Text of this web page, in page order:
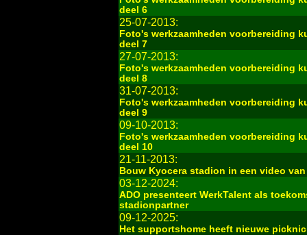
deel 6
25-07-2013:
Foto's werkzaamheden voorbereiding
deel 7
27-07-2013:
Foto's werkzaamheden voorbereiding
deel 8
31-07-2013:
Foto's werkzaamheden voorbereiding
deel 9
09-10-2013:
Foto's werkzaamheden voorbereiding
deel 10
21-11-2013:
Bouw Kyocera stadion in een video
03-12-2024:
ADO presenteert WerkTalent als
stadionpartner
09-12-2025:
Het supportshome heeft nieuwe